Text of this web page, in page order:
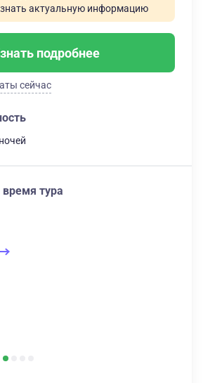
актуальную информацию
подробнее
сейчас
тура